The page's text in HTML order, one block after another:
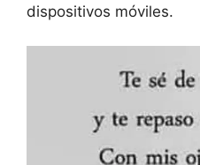
dispositivos móviles.